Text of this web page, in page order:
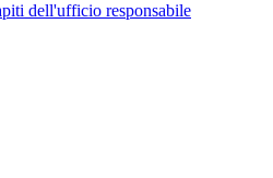
dell'ufficio responsabile